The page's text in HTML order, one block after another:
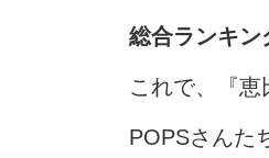
総合ランキン
これで、『
POPSさんた